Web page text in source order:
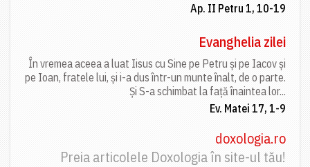
Ap. II Petru 1, 10-19
Evanghelia zilei
În vremea aceea a luat Iisus cu Sine pe Petru și pe Iacov și
pe Ioan, fratele lui, și i-a dus într-un munte înalt, de o parte.
Și S-a schimbat la față înaintea lor...
Ev. Matei 17, 1-9
doxologia.ro
Preia articolele Doxologia în site-ul tău!